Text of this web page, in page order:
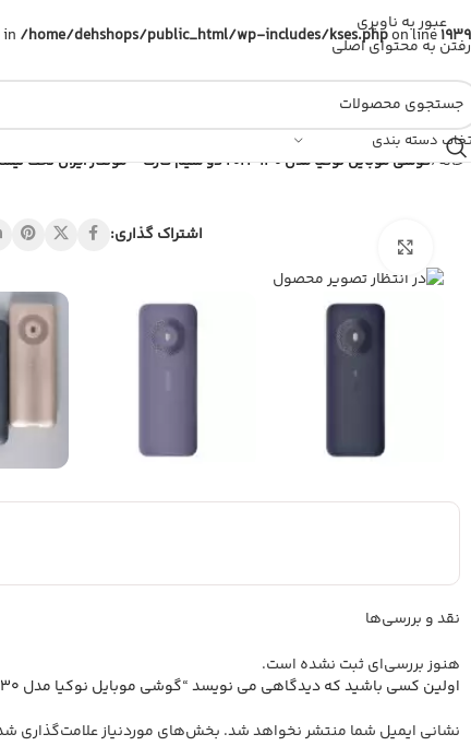
/home/dehshops/public_html/wp-includes/kses.phpon line1939
عبور به ناوبری
رفتن به محتوای اصلی
دسته بندی
خانه/گوشی موبایل نوکیا مدل 130 2023 دو سیم‌ کارت – مونتاژ ایران تحت لیسانس نوکیا
اشتراک گذاری:
نقد و بررسی‌ها
هنوز بررسی‌ای ثبت نشده است.
اولین کسی باشید که دیدگاهی می نویسد “گوشی موبایل نوکیا مدل 130 2023 دو سیم‌ کارت – مونتاژ ایران تحت لیسانس نوکیا”
نشانی ایمیل شما منتشر نخواهد شد. بخش‌های موردنیاز علامت‌گذاری